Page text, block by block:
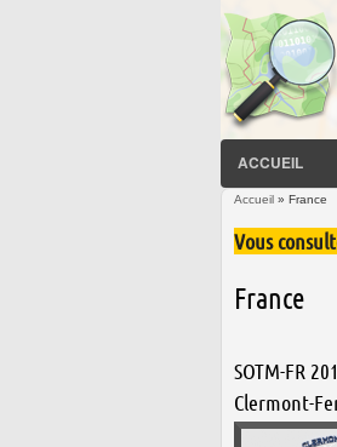
ACCUEIL
Vous êtes ici
Accueil » France
Vous
France
SOTM-FR
Clermont-